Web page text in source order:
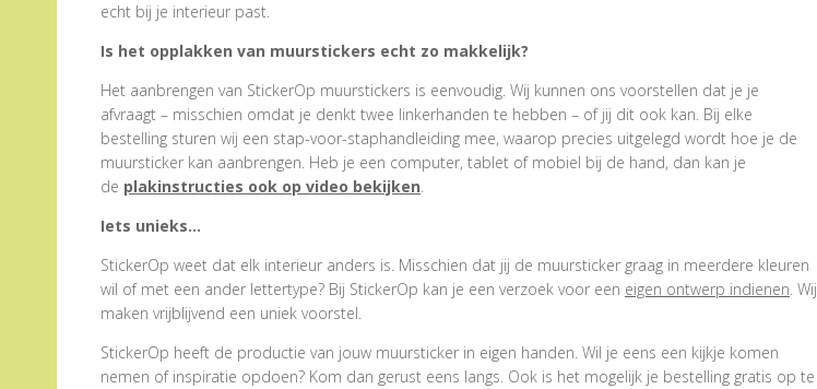
echt bij je interieur past.
Is het opplakken van muurstickers echt zo makkelijk?
Het aanbrengen van StickerOp muurstickers is eenvoudig. Wij kunnen ons voorstellen dat je je
afvraagt – misschien omdat je denkt twee linkerhanden te hebben – of jij dit ook kan. Bij elke
bestelling sturen wij een stap-voor-staphandleiding mee, waarop precies uitgelegd wordt hoe je de
muursticker kan aanbrengen. Heb je een computer, tablet of mobiel bij de hand, dan kan je
de plakinstructies ook op video bekijken.
Iets unieks…
StickerOp weet dat elk interieur anders is. Misschien dat jij de muursticker graag in meerdere kleuren
wil of met een ander lettertype? Bij StickerOp kan je een verzoek voor een eigen ontwerp indienen. Wij
maken vrijblijvend een uniek voorstel.
StickerOp heeft de productie van jouw muursticker in eigen handen. Wil je eens een kijkje komen
nemen of inspiratie opdoen? Kom dan gerust eens langs. Ook is het mogelijk je bestelling gratis op te